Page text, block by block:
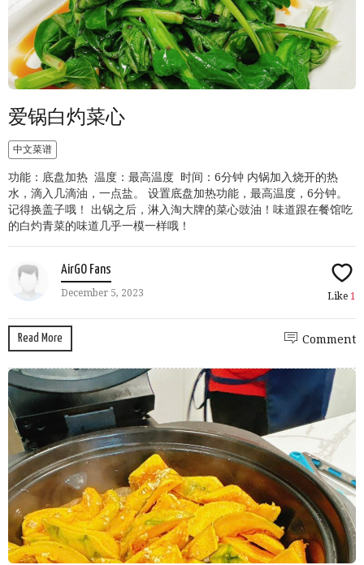
爱锅白灼菜心
中文菜谱
功能：底盘加热 温度：最高温度 时间：6分钟 内锅加入烧开的热
水，滴入几滴油，一点盐。 设置底盘加热功能，最高温度，6分钟。
记得换盖子哦！ 出锅之后，淋入淘大牌的菜心豉油！味道跟在餐馆吃
的白灼青菜的味道几乎一模一样哦！
AirGO Fans
December 5, 2023 Like 1
Read More Comment